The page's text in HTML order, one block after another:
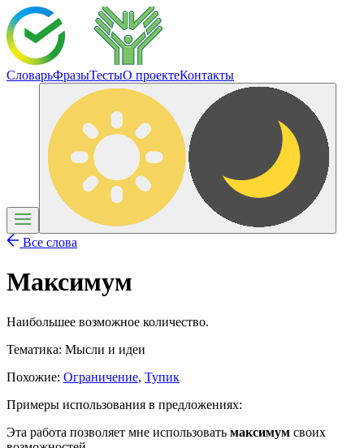
СловарьФразыТестыО проектеКонтакты
Все слова
Максимум
Наибольшее возможное количество.
Тематика: Мысли и идеи
Похожие: Ограничение, Тупик
Примеры использования в предложениях:
Эта работа позволяет мне использовать максимум своих